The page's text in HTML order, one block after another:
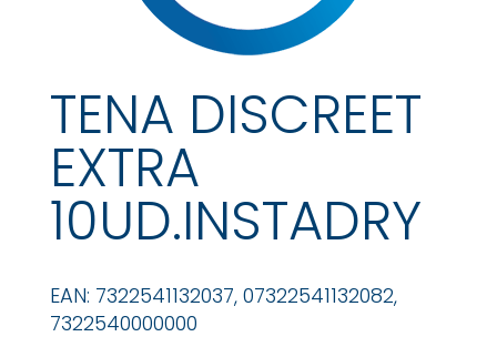
TENA DISCREET
EXTRA
10UD.INSTADRY
EAN: 7322541132037, 07322541132082,
7322540000000